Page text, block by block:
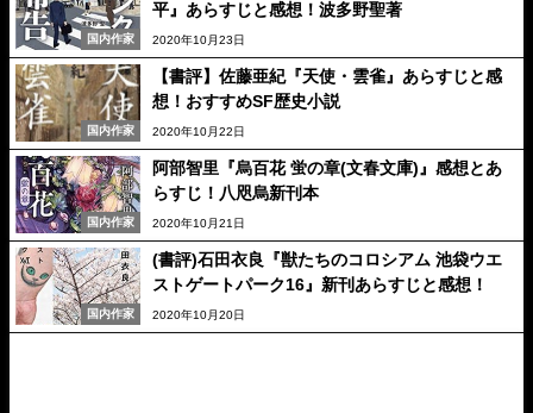
国内作家
平』あらすじと感想！波多野聖著
2020年10月23日
国内作家
【書評】佐藤亜紀『天使・雲雀』あらすじと感
想！おすすめSF歴史小説
2020年10月22日
国内作家
阿部智里『烏百花 蛍の章(文春文庫)』感想とあ
らすじ！八咫烏新刊本
2020年10月21日
国内作家
(書評)石田衣良『獣たちのコロシアム 池袋ウエ
ストゲートパーク16』新刊あらすじと感想！
2020年10月20日